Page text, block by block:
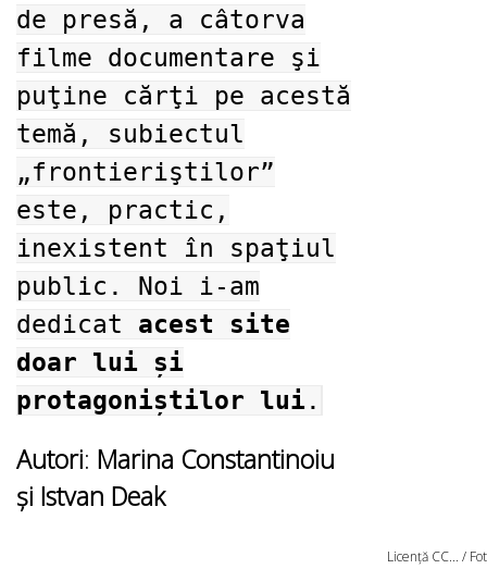
de presă, a câtorva
filme documentare şi
puţine cărţi pe acestă
temă, subiectul
„frontieriştilor”
este, practic,
inexistent în spaţiul
public. Noi i-am
dedicat acest site
doar lui și
protagoniștilor lui .
Autori: Marina Constantinoiu
și Istvan Deak
Licență CC... /